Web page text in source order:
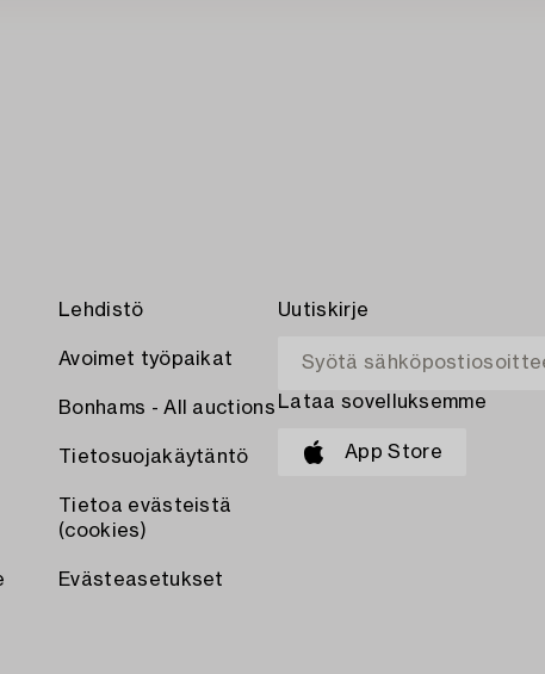
Lehdistö
Avoimet työpaikat
Bonhams - All auctions
Tietosuojakäytäntö
Tietoa evästeistä
(cookies)
Evästeasetukset
Uutiskirje
Lataa sovelluksemme
App Store